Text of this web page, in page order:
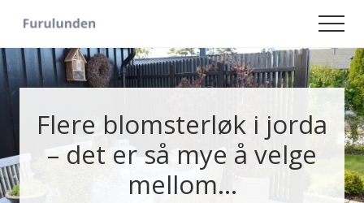
main
content
primary
sidebar
Hageliv
-
Lise
for
sjelenFlere blomsterløk i jorda
– det er så mye å velge
mellom…